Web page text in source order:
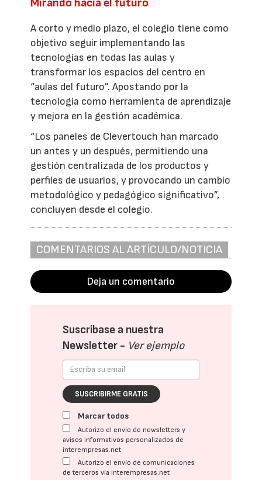
A corto y medio plazo, el colegio tiene como
objetivo seguir implementando las
tecnologías en todas las aulas y
transformar los espacios del centro en
“aulas del futuro”. Apostando por la
tecnología como herramienta de aprendizaje
y mejora en la gestión académica.
“Los paneles de Clevertouch han marcado
un antes y un después, permitiendo una
gestión centralizada de los productos y
perfiles de usuarios, y provocando un cambio
metodológico y pedagógico significativo”,
concluyen desde el colegio.
COMENTARIOS AL ARTÍCULO/NOTICIA
Deja un comentario
Suscríbase a nuestra
Newsletter - Ver ejemplo
SUSCRIBIRME GRATIS
Marcar todos
Autorizo el envío de newsletters y
avisos informativos personalizados de
interempresas.net
Autorizo el envío de comunicaciones
de terceros vía interempresas.net